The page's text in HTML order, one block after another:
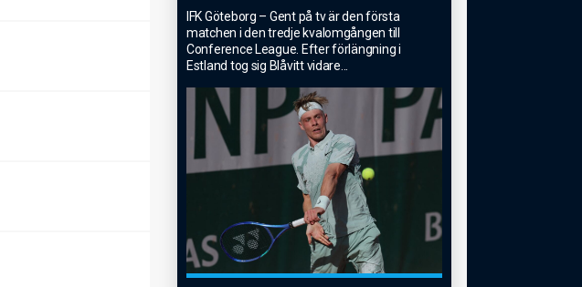
IFK Göteborg – Gent på tv är den första
matchen i den tredje kvalomgången till
Conference League. Efter förlängning i
Estland tog sig Blåvitt vidare